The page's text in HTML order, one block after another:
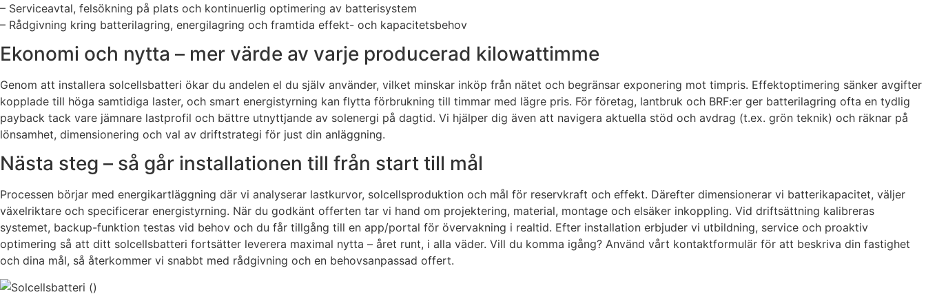
– Serviceavtal, felsökning på plats och kontinuerlig optimering av batterisystem
– Rådgivning kring batterilagring, energilagring och framtida effekt- och kapacitetsbehov
Ekonomi och nytta – mer värde av varje producerad kilowattimme
Genom att installera solcellsbatteri ökar du andelen el du själv använder, vilket minskar inköp från nätet och begränsar exponering mot timpris. Effektoptimering sänker avgifter
kopplade till höga samtidiga laster, och smart energistyrning kan flytta förbrukning till timmar med lägre pris. För företag, lantbruk och BRF:er ger batterilagring ofta en tydlig
payback tack vare jämnare lastprofil och bättre utnyttjande av solenergi på dagtid. Vi hjälper dig även att navigera aktuella stöd och avdrag (t.ex. grön teknik) och räknar på
lönsamhet, dimensionering och val av driftstrategi för just din anläggning.
Nästa steg – så går installationen till från start till mål
Processen börjar med energikartläggning där vi analyserar lastkurvor, solcellsproduktion och mål för reservkraft och effekt. Därefter dimensionerar vi batterikapacitet, väljer
växelriktare och specificerar energistyrning. När du godkänt offerten tar vi hand om projektering, material, montage och elsäker inkoppling. Vid driftsättning kalibreras
systemet, backup-funktion testas vid behov och du får tillgång till en app/portal för övervakning i realtid. Efter installation erbjuder vi utbildning, service och proaktiv
optimering så att ditt solcellsbatteri fortsätter leverera maximal nytta – året runt, i alla väder. Vill du komma igång? Använd vårt kontaktformulär för att beskriva din fastighet
och dina mål, så återkommer vi snabbt med rådgivning och en behovsanpassad offert.